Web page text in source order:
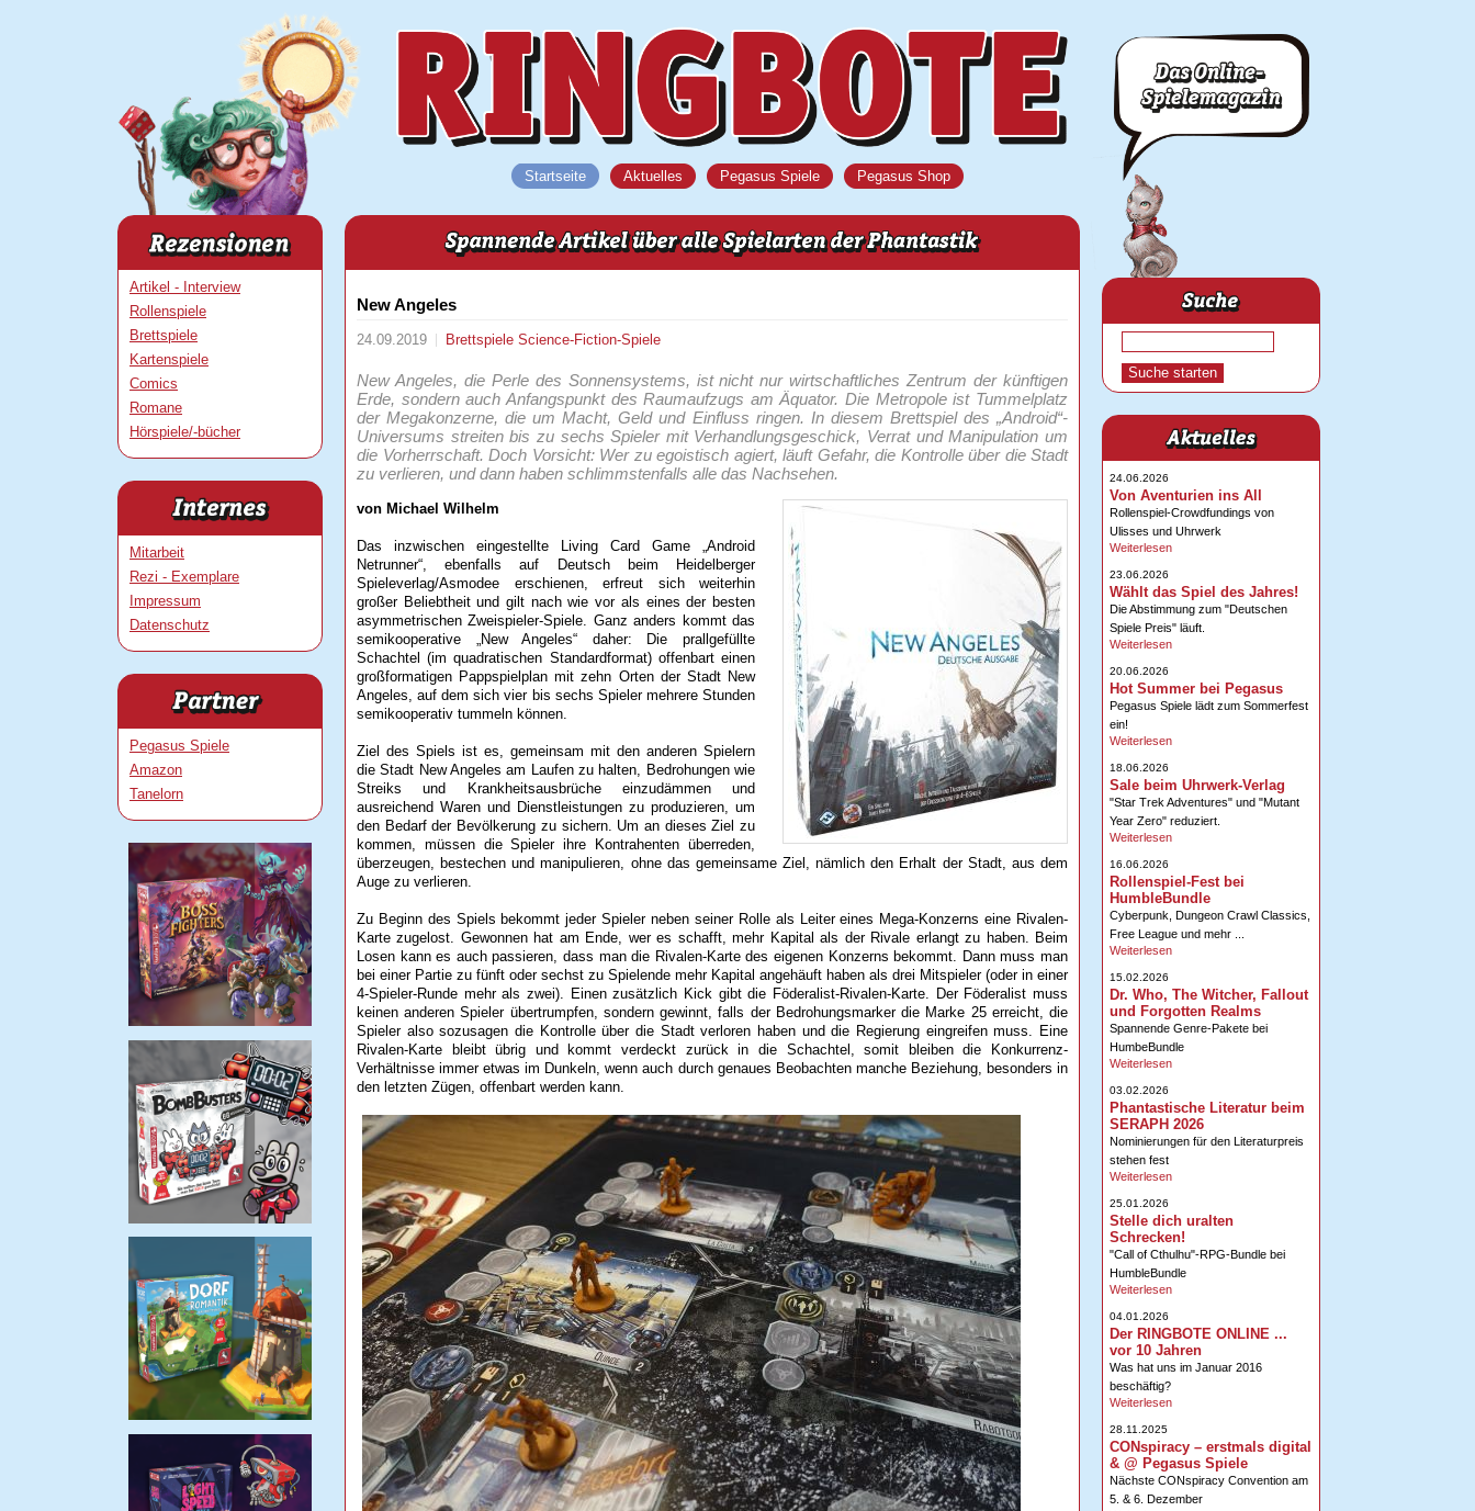
Startseite Aktuelles Pegasus Spiele Pegasus Shop
Artikel - Interview
Rollenspiele
Brettspiele
Kartenspiele
Comics
Romane
Hörspiele/-bücher
Mitarbeit
Rezi - Exemplare
Impressum
Datenschutz
Pegasus Spiele
Amazon
Tanelorn
New Angeles
24.09.2019 Brettspiele Science-Fiction-Spiele
New Angeles, die Perle des Sonnensystems, ist nicht nur wirtschaftliches Zentrum der künftigen
Erde, sondern auch Anfangspunkt des Raumaufzugs am Äquator. Die Metropole ist Tummelplatz
der Megakonzerne, die um Macht, Geld und Einfluss ringen. In diesem Brettspiel des „Android“-
Universums streiten bis zu sechs Spieler mit Verhandlungsgeschick, Verrat und Manipulation um
die Vorherrschaft. Doch Vorsicht: Wer zu egoistisch agiert, läuft Gefahr, die Kontrolle über die Stadt
zu verlieren, und dann haben schlimmstenfalls alle das Nachsehen.
von Michael Wilhelm
Das inzwischen eingestellte Living Card Game „Android
Netrunner“, ebenfalls auf Deutsch beim Heidelberger
Spieleverlag/Asmodee erschienen, erfreut sich weiterhin
großer Beliebtheit und gilt nach wie vor als eines der besten
asymmetrischen Zweispieler-Spiele. Ganz anders kommt das
semikooperative „New Angeles“ daher: Die prallgefüllte
Schachtel (im quadratischen Standardformat) offenbart einen
großformatigen Pappspielplan mit zehn Orten der Stadt New
Angeles, auf dem sich vier bis sechs Spieler mehrere Stunden
semikooperativ tummeln können.
Ziel des Spiels ist es, gemeinsam mit den anderen Spielern
die Stadt New Angeles am Laufen zu halten, Bedrohungen wie
Streiks und Krankheitsausbrüche einzudämmen und
ausreichend Waren und Dienstleistungen zu produzieren, um
den Bedarf der Bevölkerung zu sichern. Um an dieses Ziel zu
kommen, müssen die Spieler ihre Kontrahenten überreden,
überzeugen, bestechen und manipulieren, ohne das gemeinsame Ziel, nämlich den Erhalt der Stadt, aus dem
Auge zu verlieren.
Zu Beginn des Spiels bekommt jeder Spieler neben seiner Rolle als Leiter eines Mega-Konzerns eine Rivalen-
Karte zugelost. Gewonnen hat am Ende, wer es schafft, mehr Kapital als der Rivale erlangt zu haben. Beim
Losen kann es auch passieren, dass man die Rivalen-Karte des eigenen Konzerns bekommt. Dann muss man
bei einer Partie zu fünft oder sechst zu Spielende mehr Kapital angehäuft haben als drei Mitspieler (oder in einer
4-Spieler-Runde mehr als zwei). Einen zusätzlich Kick gibt die Föderalist-Rivalen-Karte. Der Föderalist muss
keinen anderen Spieler übertrumpfen, sondern gewinnt, falls der Bedrohungsmarker die Marke 25 erreicht, die
Spieler also sozusagen die Kontrolle über die Stadt verloren haben und die Regierung eingreifen muss. Eine
Rivalen-Karte bleibt übrig und kommt verdeckt zurück in die Schachtel, somit bleiben die Konkurrenz-
Verhältnisse immer etwas im Dunkeln, wenn auch durch genaues Beobachten manche Beziehung, besonders in
den letzten Zügen, offenbart werden kann.
24.06.2026
Von Aventurien ins All
Rollenspiel-Crowdfundings von
Ulisses und Uhrwerk
Weiterlesen
23.06.2026
Wählt das Spiel des Jahres!
Die Abstimmung zum "Deutschen
Spiele Preis" läuft.
Weiterlesen
20.06.2026
Hot Summer bei Pegasus
Pegasus Spiele lädt zum Sommerfest
ein!
Weiterlesen
18.06.2026
Sale beim Uhrwerk-Verlag
"Star Trek Adventures" und "Mutant
Year Zero" reduziert.
Weiterlesen
16.06.2026
Rollenspiel-Fest bei
HumbleBundle
Cyberpunk, Dungeon Crawl Classics,
Free League und mehr ...
Weiterlesen
15.02.2026
Dr. Who, The Witcher, Fallout
und Forgotten Realms
Spannende Genre-Pakete bei
HumbeBundle
Weiterlesen
03.02.2026
Phantastische Literatur beim
SERAPH 2026
Nominierungen für den Literaturpreis
stehen fest
Weiterlesen
25.01.2026
Stelle dich uralten
Schrecken!
"Call of Cthulhu"-RPG-Bundle bei
HumbleBundle
Weiterlesen
04.01.2026
Der RINGBOTE ONLINE ...
vor 10 Jahren
Was hat uns im Januar 2016
beschäftig?
Weiterlesen
28.11.2025
CONspiracy – erstmals digital
& @ Pegasus Spiele
Nächste CONspiracy Convention am
5. & 6. Dezember